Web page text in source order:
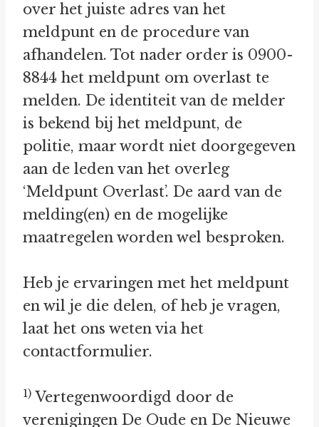
over het juiste adres van het
meldpunt en de procedure van
afhandelen. Tot nader order is 0900-
8844 het meldpunt om overlast te
melden. De identiteit van de melder
is bekend bij het meldpunt, de
politie, maar wordt niet doorgegeven
aan de leden van het overleg
‘Meldpunt Overlast’. De aard van de
melding(en) en de mogelijke
maatregelen worden wel besproken.
Heb je ervaringen met het meldpunt
en wil je die delen, of heb je vragen,
laat het ons weten via het
contactformulier.
1) Vertegenwoordigd door de
verenigingen De Oude en De Nieuwe